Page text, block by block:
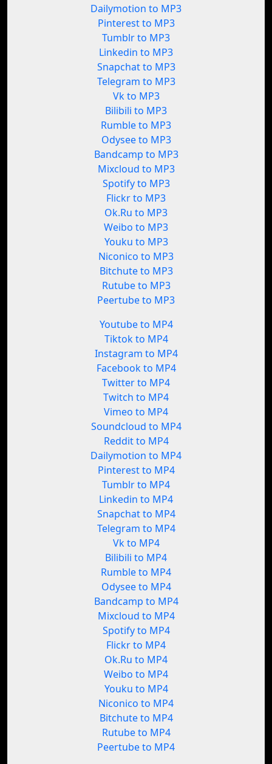
Dailymotion to MP3
Pinterest to MP3
Tumblr to MP3
Linkedin to MP3
Snapchat to MP3
Telegram to MP3
Vk to MP3
Bilibili to MP3
Rumble to MP3
Odysee to MP3
Bandcamp to MP3
Mixcloud to MP3
Spotify to MP3
Flickr to MP3
Ok.Ru to MP3
Weibo to MP3
Youku to MP3
Niconico to MP3
Bitchute to MP3
Rutube to MP3
Peertube to MP3
Youtube to MP4
Tiktok to MP4
Instagram to MP4
Facebook to MP4
Twitter to MP4
Twitch to MP4
Vimeo to MP4
Soundcloud to MP4
Reddit to MP4
Dailymotion to MP4
Pinterest to MP4
Tumblr to MP4
Linkedin to MP4
Snapchat to MP4
Telegram to MP4
Vk to MP4
Bilibili to MP4
Rumble to MP4
Odysee to MP4
Bandcamp to MP4
Mixcloud to MP4
Spotify to MP4
Flickr to MP4
Ok.Ru to MP4
Weibo to MP4
Youku to MP4
Niconico to MP4
Bitchute to MP4
Rutube to MP4
Peertube to MP4